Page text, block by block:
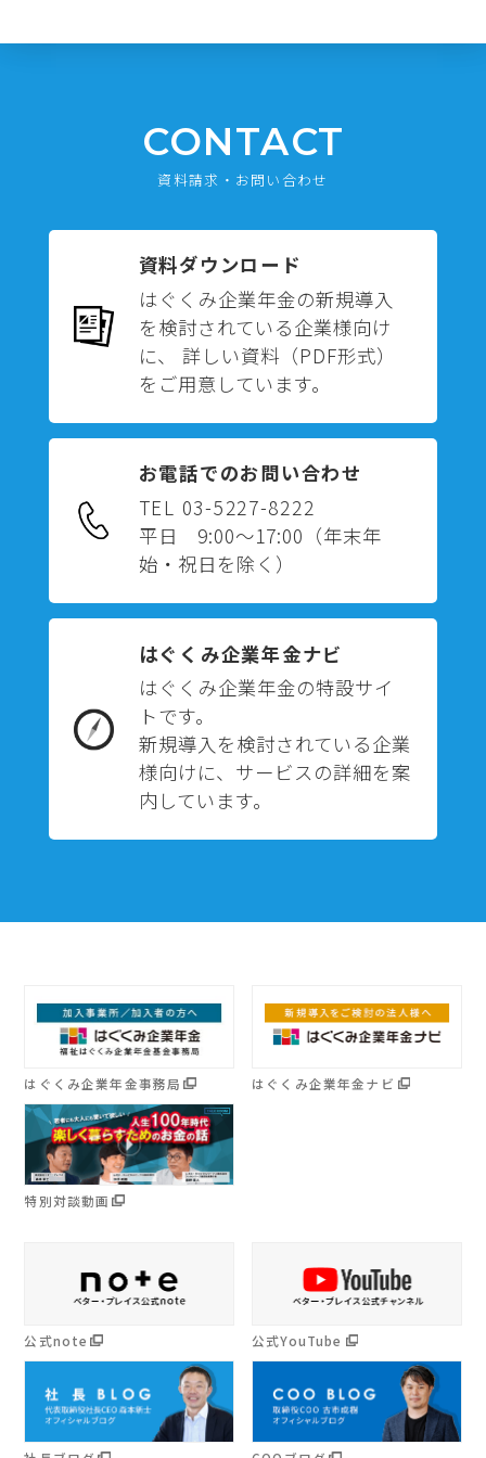
CONTACT
資料請求・お問い合わせ
資料ダウンロード
はぐくみ企業年金の新規導入
を検討されている企業様向け
に、 詳しい資料（PDF形式）
をご用意しています。
お電話でのお問い合わせ
TEL 03-5227-8222
平日 9:00～17:00 （年末年
始・祝日を除く）
はぐくみ企業年金ナビ
はぐくみ企業年金の特設サイ
トです。
新規導入を検討されている企業
様向けに、サービスの詳細を案
内しています。
はぐくみ企業年金事務局 はぐくみ企業年金ナビ
特別対談動画
公式note 公式YouTube